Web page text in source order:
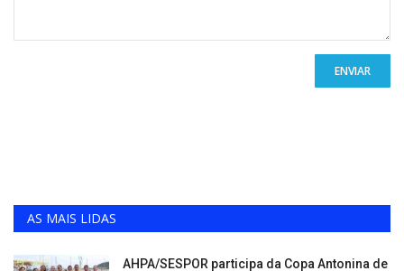
ENVIAR
AS MAIS LIDAS
AHPA/SESPOR participa da Copa Antonina de